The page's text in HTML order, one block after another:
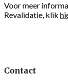
Voor meer
Revalidatie, klik
Contact